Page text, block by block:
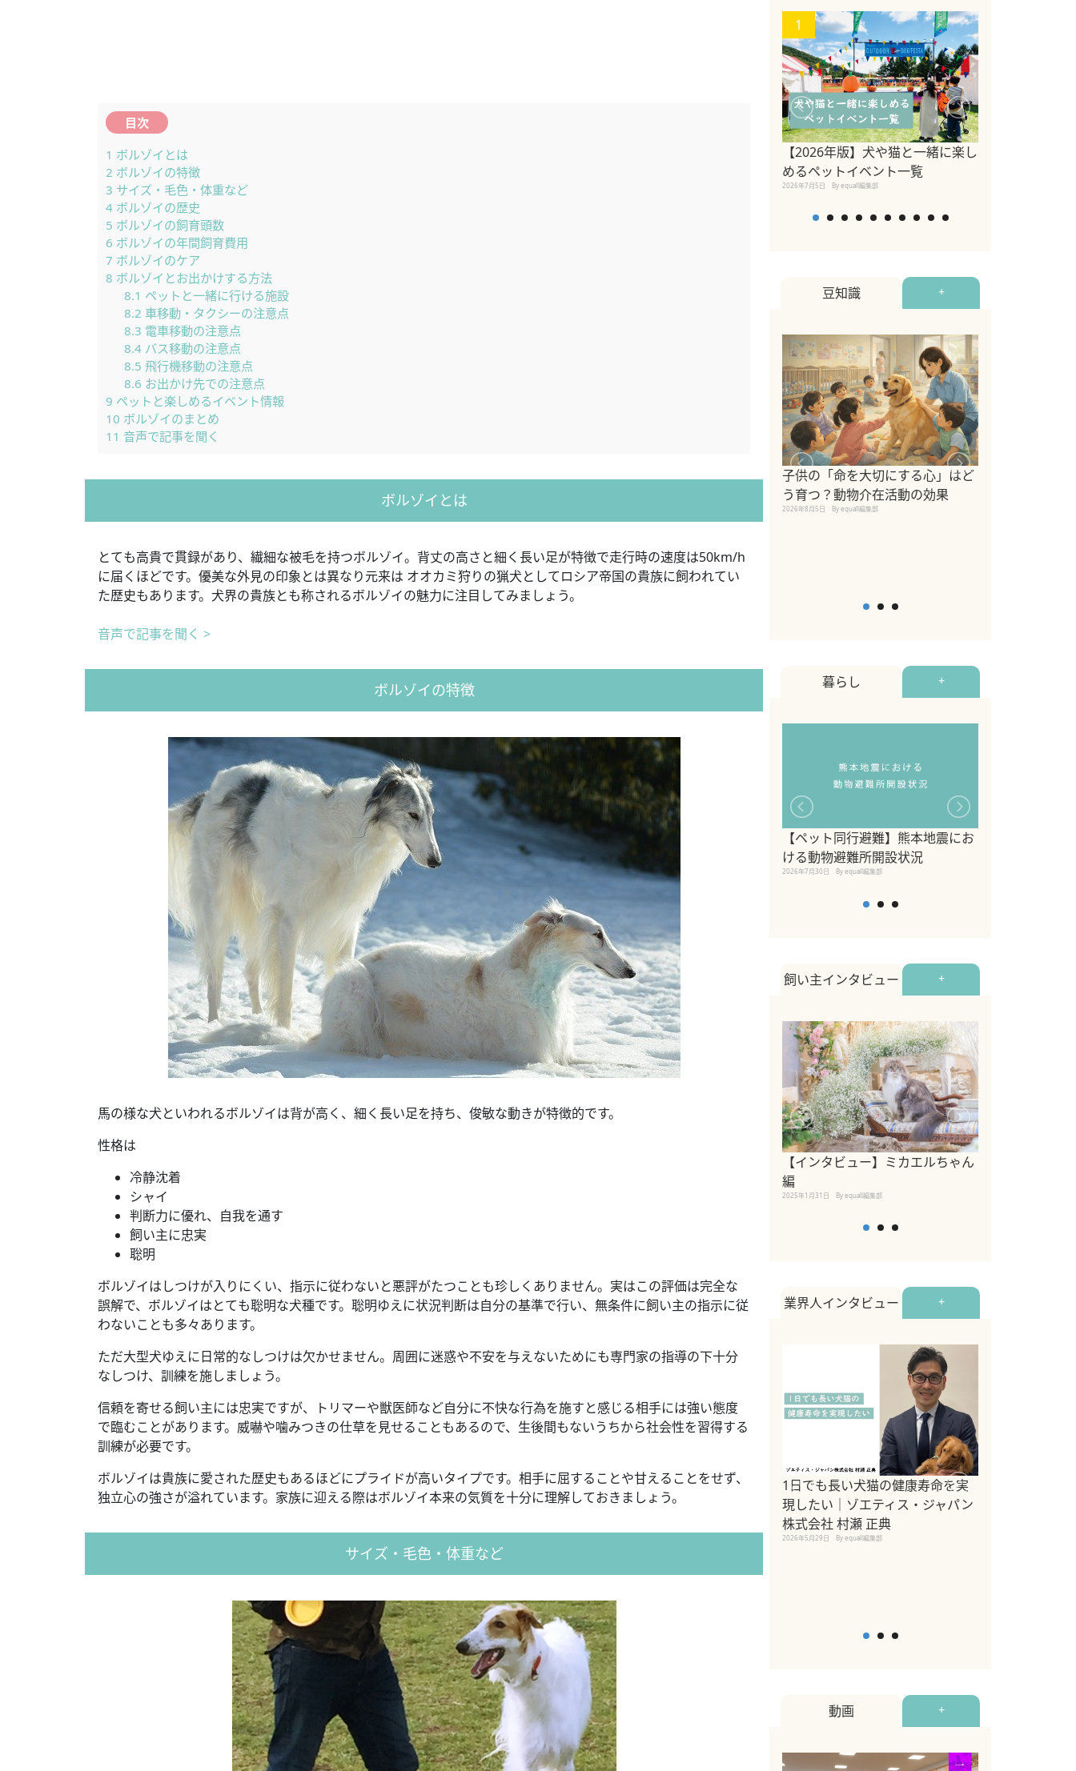
目次
1 ボルゾイとは
2 ボルゾイの特徴
3 サイズ・毛色・体重など
4 ボルゾイの歴史
5 ボルゾイの飼育頭数
6 ボルゾイの年間飼育費用
7 ボルゾイのケア
8 ボルゾイとお出かけする方法
8.1 ペットと一緒に行ける施設
8.2 車移動・タクシーの注意点
8.3 電車移動の注意点
8.4バス移動の注意点
8.5 飛行機移動の注意点
8.6 お出かけ先での注意点
9 ペットと楽しめるイベント情報
10 ボルゾイのまとめ
11 音声で記事を聞く
ボルゾイとは
とても高貴で貫録があり、繊細な被毛を持つボルゾイ。背丈の高さと細く長い足が特徴で走行時の速度は50km/h
に届くほどです。優美な外見の印象とは異なり元来は オオカミ狩りの猟犬としてロシア帝国の貴族に飼われてい
た歴史もあります。犬界の貴族とも称されるボルゾイの魅力に注目してみましょう。
音声で記事を聞く >
ボルゾイの特徴
馬の様な犬といわれるボルゾイは背が高く、細く長い足を持ち、俊敏な動きが特徴的です。
性格は
冷静沈着
シャイ
判断力に優れ、自我を通す
飼い主に忠実
聡明
ボルゾイはしつけが入りにくい、指示に従わないと悪評がたつことも珍しくありません。実はこの評価は完全な
誤解で、ボルゾイはとても聡明な犬種です。聡明ゆえに状況判断は自分の基準で行い、無条件に飼い主の指示に従
わないことも多々あります。
ただ大型犬ゆえに日常的なしつけは欠かせません。周囲に迷惑や不安を与えないためにも専門家の指導の下十分
なしつけ、訓練を施しましょう。
信頼を寄せる飼い主には忠実ですが、トリマーや獣医師など自分に不快な行為を施すと感じる相手には強い態度
で臨むことがあります。威嚇や噛みつきの仕草を見せることもあるので、生後間もないうちから社会性を習得する
訓練が必要です。
ボルゾイは貴族に愛された歴史もあるほどにプライドが高いタイプです。相手に屈することや甘えることをせず、
独立心の強さが溢れています。家族に迎える際はボルゾイ本来の気質を十分に理解しておきましょう。
サイズ・毛色・体重など
1
【2026年版】犬や猫と一緒に楽し
めるペットイベント一覧
2026年7月5日 By equall編集部
豆知識 +
子供の「命を大切にする心」はど
う育つ？動物介在活動の効果
2026年8月5日 By equall編集部
暮らし +
【ペット同行避難】熊本地震にお
ける動物避難所開設状況
2026年7月30日 By equall編集部
飼い主インタビュー +
【インタビュー】ミカエルちゃん
編
2025年1月31日 By equall編集部
業界人インタビュー +
1日でも長い犬猫の健康寿命を実
現したい｜ゾエティス・ジャパン
株式会社 村瀬 正典
2026年5月29日 By equall編集部
動画 +